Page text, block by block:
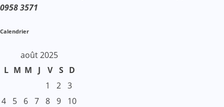
0958 3571
Calendrier
août 2025
L M M J V S D
1
2 3
4
5 6 7 8 9
10